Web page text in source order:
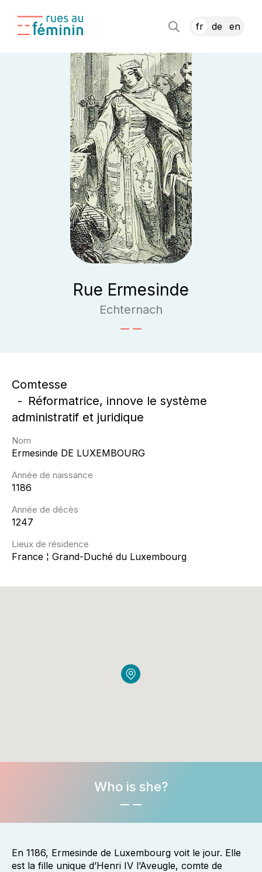
fr de en
Rue Ermesinde
Echternach
Comtesse
Réformatrice, innove le système
administratif et juridique
Nom
Ermesinde DE LUXEMBOURG
Année de naissance
1186
Année de décès
1247
Lieux de résidence
France ¦ Grand-Duché du Luxembourg
Who is she?
En 1186, Ermesinde de Luxembourg voit le jour. Elle
est la fille unique d’Henri IV l’Aveugle, comte de